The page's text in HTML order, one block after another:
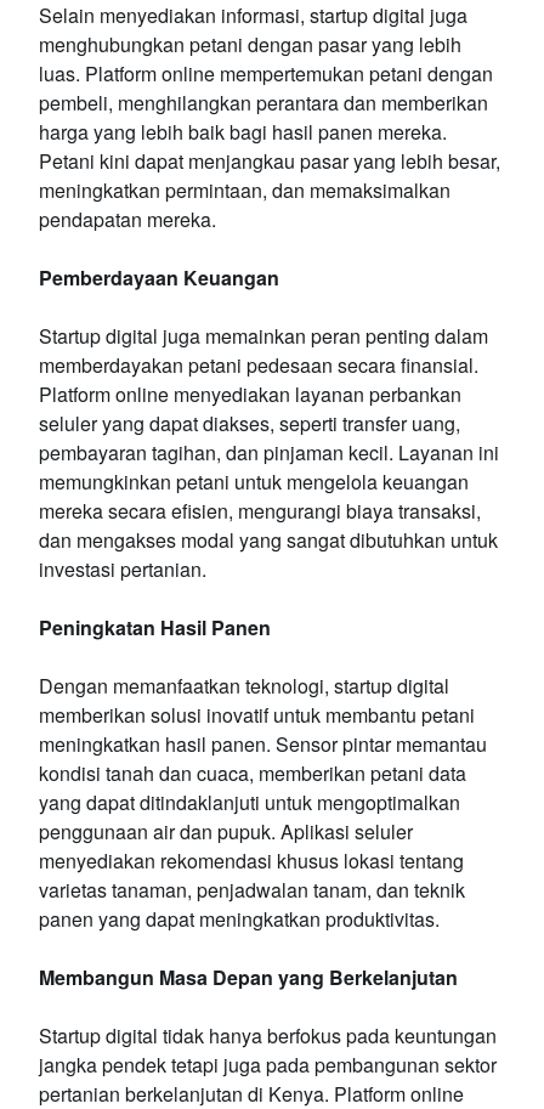
Selain menyediakan informasi, startup digital juga
menghubungkan petani dengan pasar yang lebih
luas. Platform online mempertemukan petani dengan
pembeli, menghilangkan perantara dan memberikan
harga yang lebih baik bagi hasil panen mereka.
Petani kini dapat menjangkau pasar yang lebih besar,
meningkatkan permintaan, dan memaksimalkan
pendapatan mereka.
Pemberdayaan Keuangan
Startup digital juga memainkan peran penting dalam
memberdayakan petani pedesaan secara finansial.
Platform online menyediakan layanan perbankan
seluler yang dapat diakses, seperti transfer uang,
pembayaran tagihan, dan pinjaman kecil. Layanan ini
memungkinkan petani untuk mengelola keuangan
mereka secara efisien, mengurangi biaya transaksi,
dan mengakses modal yang sangat dibutuhkan untuk
investasi pertanian.
Peningkatan Hasil Panen
Dengan memanfaatkan teknologi, startup digital
memberikan solusi inovatif untuk membantu petani
meningkatkan hasil panen. Sensor pintar memantau
kondisi tanah dan cuaca, memberikan petani data
yang dapat ditindaklanjuti untuk mengoptimalkan
penggunaan air dan pupuk. Aplikasi seluler
menyediakan rekomendasi khusus lokasi tentang
varietas tanaman, penjadwalan tanam, dan teknik
panen yang dapat meningkatkan produktivitas.
Membangun Masa Depan yang Berkelanjutan
Startup digital tidak hanya berfokus pada keuntungan
jangka pendek tetapi juga pada pembangunan sektor
pertanian berkelanjutan di Kenya. Platform online